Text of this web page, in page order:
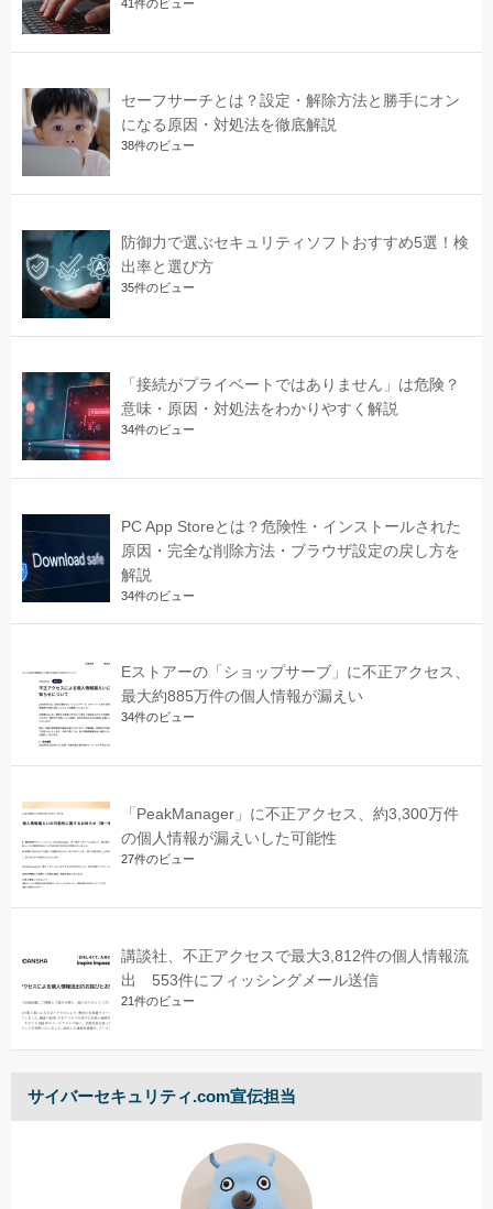
41件のビュー
セーフサーチとは？設定・解除方法と勝手にオン
になる原因・対処法を徹底解説
38件のビュー
防御力で選ぶセキュリティソフトおすすめ5選！検
出率と選び方
35件のビュー
「接続がプライベートではありません」は危険？
意味・原因・対処法をわかりやすく解説
34件のビュー
PC App Storeとは？危険性・インストールされた
原因・完全な削除方法・ブラウザ設定の戻し方を
解説
34件のビュー
Eストアーの「ショップサーブ」に不正アクセス、
最大約885万件の個人情報が漏えい
34件のビュー
「PeakManager」に不正アクセス、約3,300万件
の個人情報が漏えいした可能性
27件のビュー
講談社、不正アクセスで最大3,812件の個人情報流
出 553件にフィッシングメール送信
21件のビュー
サイバーセキュリティ.com宣伝担当